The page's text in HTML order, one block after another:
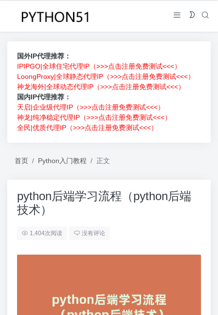
国外IP代理推荐：
IPIPGO|全球住宅代理IP（>>>点击注册免费测试<<<）
LoongProxy|全球静态代理IP（>>>点击注册免费测试<<<）
神龙海外|全球动态代理IP（>>>点击注册免费测试<<<）
国内IP代理推荐：
天启|企业级代理IP（>>>点击注册免费测试<<<）
神龙|纯净稳定代理IP（>>>点击注册免费测试<<<）
全民|优质代理IP（>>>点击注册免费测试<<<）
首页 Python入门教程 正文
python后端学习流程（python后端
技术）
1,404次阅读 没有评论